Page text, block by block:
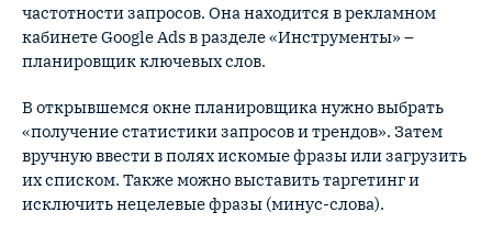
частотности запросов. Она находится в рекламном
кабинете Google Ads в разделе «Инструменты» –
планировщик ключевых слов.
В открывшемся окне планировщика нужно выбрать
«получение статистики запросов и трендов». Затем
вручную ввести в полях искомые фразы или загрузить
их списком. Также можно выставить таргетинг и
исключить нецелевые фразы (минус-слова).